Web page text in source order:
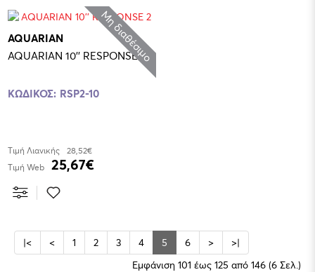
Μη διαθέσιμο
AQUARIAN
AQUARIAN 10'' RESPONSE 2
ΚΩΔΙΚΟΣ: RSP2-10
Τιμή Λιανικής
28,52€
Τιμή Web
25,67€
|< < 1 2 3 4 5 6 >
>|
Εμφάνιση 101 έως 125 από 146 (6 Σελ.)